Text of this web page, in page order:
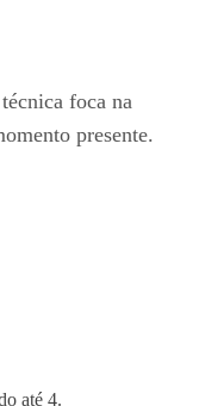
foca na
presente.
até 4.